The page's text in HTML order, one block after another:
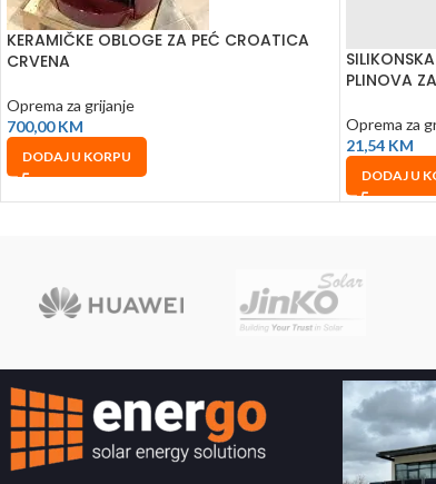
KERAMIČKE OBLOGE ZA PEĆ CROATICA
CRVENA
Oprema za grijanje
700,00KM
DODAJ U KORPU
PLINOVA
Oprema za
21,54 KM
DODAJ U